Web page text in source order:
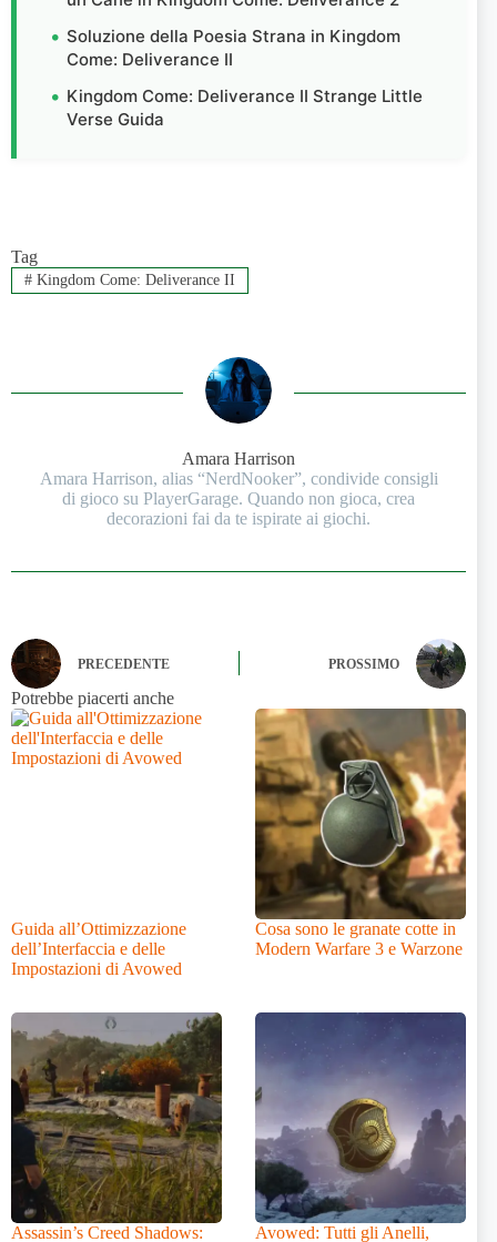
Soluzione della Poesia Strana in Kingdom
Come: Deliverance II
Kingdom Come: Deliverance II Strange Little
Verse Guida
Tag
#Kingdom Come: Deliverance II
Amara Harrison
Amara Harrison, alias “NerdNooker”, condivide consigli
di gioco su PlayerGarage. Quando non gioca, crea
decorazioni fai da te ispirate ai giochi.
PRECEDENTE PROSSIMO
Potrebbe piacerti anche
Guida all’Ottimizzazione
dell’Interfaccia e delle
Impostazioni di Avowed
Cosa sono le granate cotte in
Modern Warfare 3 e Warzone
Assassin’s Creed Shadows: Avowed: Tutti gli Anelli,